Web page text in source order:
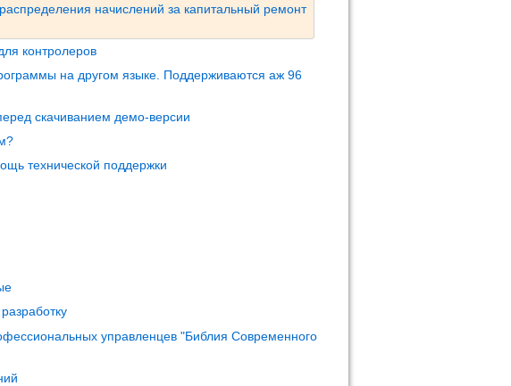
начислений за капитальный ремонт
контролеров
на другом языке. Поддерживаются аж 96
скачиванием демо-версии
технической поддержки
управленцев "Библия Современного